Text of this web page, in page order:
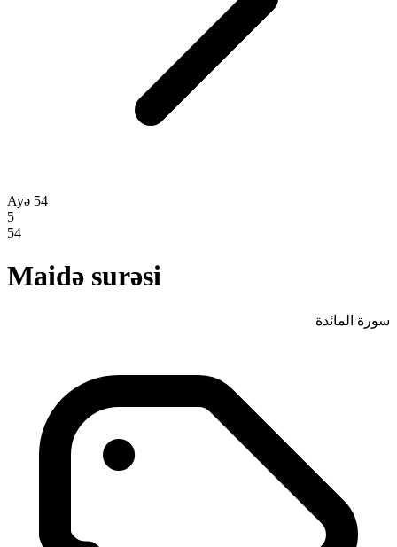
Ayə 54
5
54
Maidə surəsi
سورة المائدة